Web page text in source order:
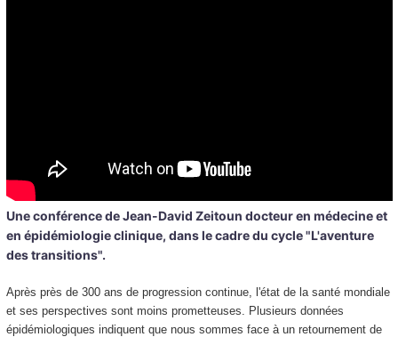
Une conférence de Jean-David Zeitoun docteur en médecine et
en épidémiologie clinique, dans le cadre du cycle "L'aventure
des transitions".
Après près de 300 ans de progression continue, l'état de la santé mondiale
et ses perspectives sont moins prometteuses. Plusieurs données
épidémiologiques indiquent que nous sommes face à un retournement de